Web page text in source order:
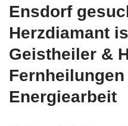
Ensdorf
Herzdiamant
Geistheiler &
Energiearbeit